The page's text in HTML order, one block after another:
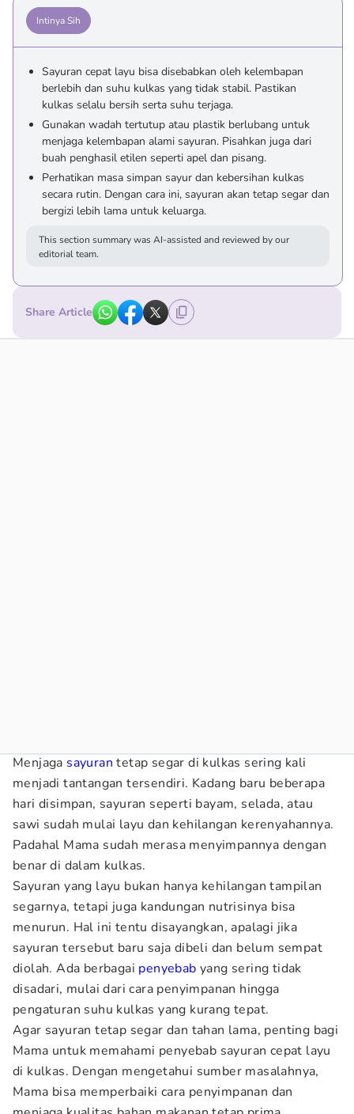
Intinya Sih
Sayuran cepat layu bisa disebabkan oleh kelembapan
berlebih dan suhu kulkas yang tidak stabil. Pastikan
kulkas selalu bersih serta suhu terjaga.
Gunakan wadah tertutup atau plastik berlubang untuk
menjaga kelembapan alami sayuran. Pisahkan juga dari
buah penghasil etilen seperti apel dan pisang.
Perhatikan masa simpan sayur dan kebersihan kulkas
secara rutin. Dengan cara ini, sayuran akan tetap segar dan
bergizi lebih lama untuk keluarga.
This section summary was AI-assisted and reviewed by our
editorial team.
Share Article
Menjaga sayuran tetap segar di kulkas sering kali
menjadi tantangan tersendiri. Kadang baru beberapa
hari disimpan, sayuran seperti bayam, selada, atau
sawi sudah mulai layu dan kehilangan kerenyahannya.
Padahal Mama sudah merasa menyimpannya dengan
benar di dalam kulkas.
Sayuran yang layu bukan hanya kehilangan tampilan
segarnya, tetapi juga kandungan nutrisinya bisa
menurun. Hal ini tentu disayangkan, apalagi jika
sayuran tersebut baru saja dibeli dan belum sempat
diolah. Ada berbagai penyebab yang sering tidak
disadari, mulai dari cara penyimpanan hingga
pengaturan suhu kulkas yang kurang tepat.
Agar sayuran tetap segar dan tahan lama, penting bagi
Mama untuk memahami penyebab sayuran cepat layu
di kulkas. Dengan mengetahui sumber masalahnya,
Mama bisa memperbaiki cara penyimpanan dan